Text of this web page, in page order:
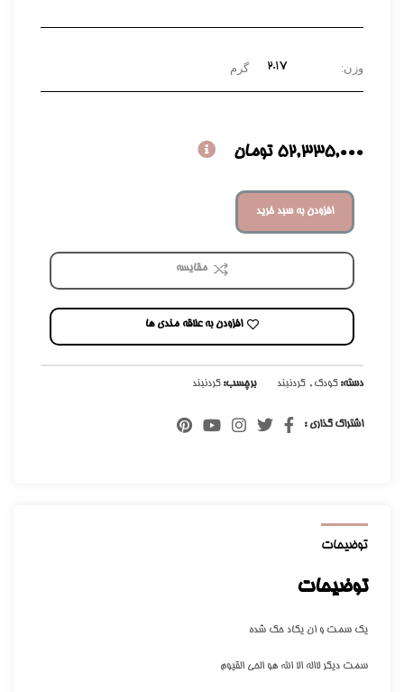
وزن: 2.17 گرم
52,335,000 تومان
افزودن به سبد خرید
مقایسه
افزودن به علاقه مندی ها
دسته: کودک , گردنبند برچسب: گردنبند
اشتراک گذاری :
توضیحات
توضیحات
یک سمت و ان یکاد حک شده
سمت دیگر لااله الا الله هو الحی القیوم